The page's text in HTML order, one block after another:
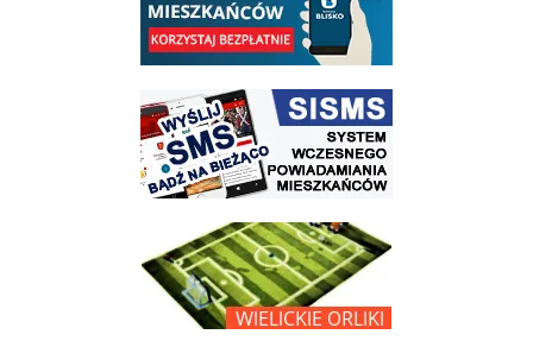
link do strony systemu wczesnego ostrzegania mieszkańców SISMS
link do opisu projektu Wielickie Orliki